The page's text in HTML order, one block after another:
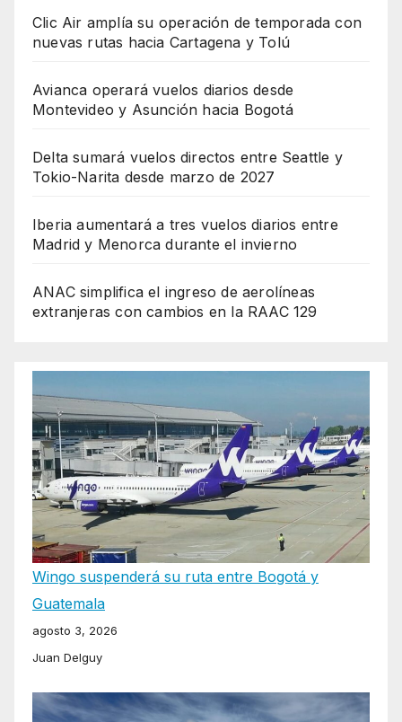
Clic Air amplía su operación de temporada con
nuevas rutas hacia Cartagena y Tolú
Avianca operará vuelos diarios desde
Montevideo y Asunción hacia Bogotá
Delta sumará vuelos directos entre Seattle y
Tokio-Narita desde marzo de 2027
Iberia aumentará a tres vuelos diarios entre
Madrid y Menorca durante el invierno
ANAC simplifica el ingreso de aerolíneas
extranjeras con cambios en la RAAC 129
Wingo suspenderá su ruta entre Bogotá y
Guatemala
agosto 3, 2026
Juan Delguy